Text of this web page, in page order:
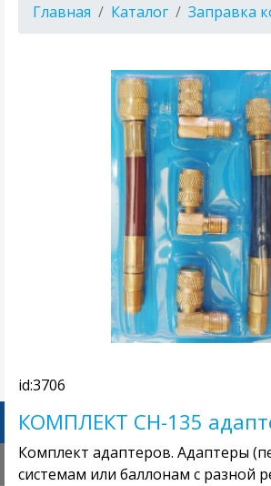
Главная Каталог Заправка
id:3706
КОМПЛЕКТ CH-135
Комплект адаптеров. Адаптеры
системам или баллонам с разной